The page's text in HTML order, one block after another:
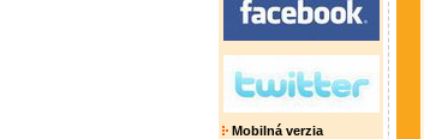
Mobilná verzia